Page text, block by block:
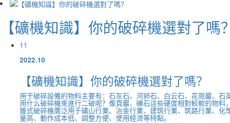
【礦機知識】你的破碎機選對了嗎？
11
2022.10
【礦機知識】你的破碎機選對了嗎？
用于破碎設備的物料主要有：石灰石、河卵石、白云石、花崗巖、
用什么破碎機來進行二破呢？像頁巖、礫石這些硬度相對較軟的物
錐式破碎機廣泛用于礦山行業、冶金行業、建筑行業、筑路行業、
量高、動作成本低、調整方便、使用經濟等特點。